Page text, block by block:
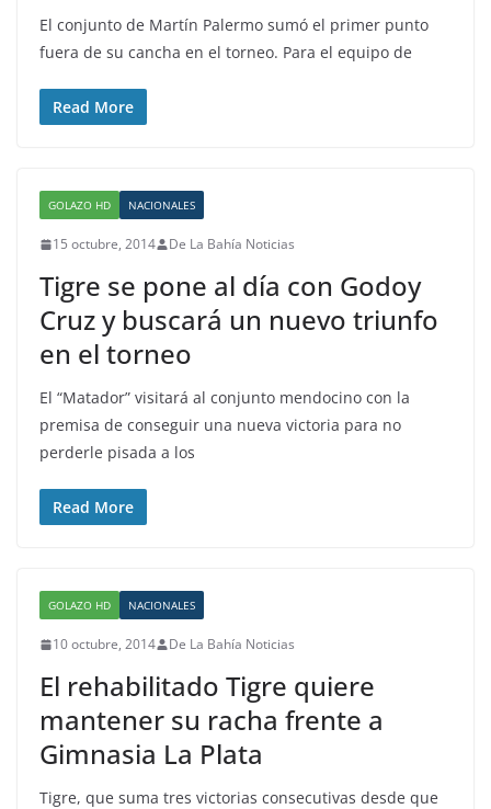
El conjunto de Martín Palermo sumó el primer punto
fuera de su cancha en el torneo. Para el equipo de
Read More
GOLAZO HD NACIONALES
15 octubre, 2014 De La Bahía Noticias
Tigre se pone al día con Godoy
Cruz y buscará un nuevo triunfo
en el torneo
El “Matador” visitará al conjunto mendocino con la
premisa de conseguir una nueva victoria para no
perderle pisada a los
Read More
GOLAZO HD NACIONALES
10 octubre, 2014 De La Bahía Noticias
El rehabilitado Tigre quiere
mantener su racha frente a
Gimnasia La Plata
Tigre, que suma tres victorias consecutivas desde que